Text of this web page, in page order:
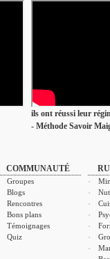
ils ont réussi leur
- Méthode Savoir
COMMUNAUTÉ
Groupes
Blogs
Rencontres
Bons plans
Témoignages
Quiz